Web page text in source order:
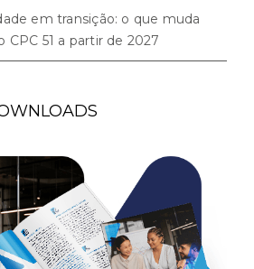
em transição: o que muda
CPC 51 a partir de 2027